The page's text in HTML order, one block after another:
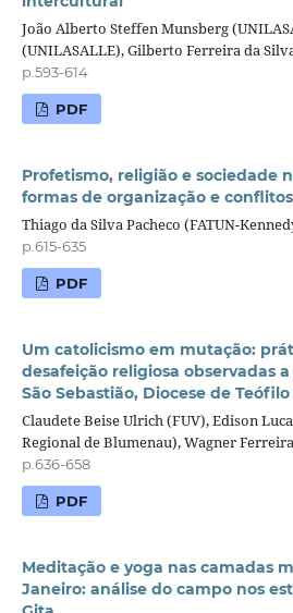
João Alberto Steffen Munsberg
(UNILASALLE), Gilberto Ferreira da
p.593-614
PDF
Profetismo, religião e sociedade
formas de organização e conflitos
Thiago da Silva Pacheco (FATUN-
p.615-635
PDF
Um catolicismo em mutação:
desafeição religiosa observadas
São Sebastião, Diocese de
Claudete Beise Ulrich (FUV), Edison
Regional de Blumenau), Wagner
p.636-658
PDF
Meditação e yoga nas camadas
Janeiro: análise do campo nos